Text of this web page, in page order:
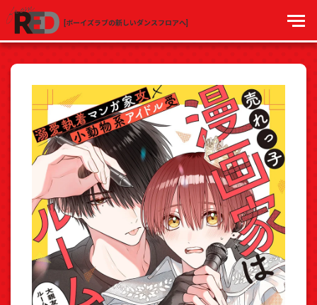
[ボーイズラブの新しいダンスフロアへ]